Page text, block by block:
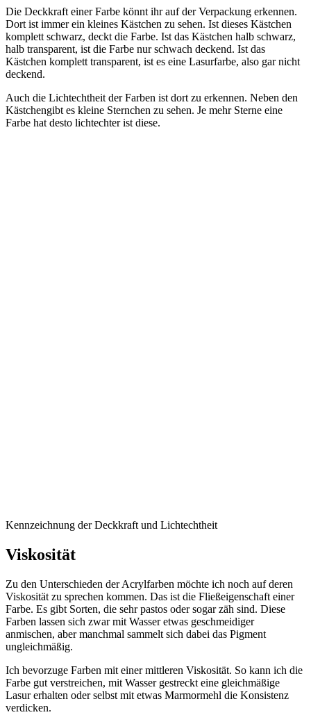
Die Deckkraft einer Farbe könnt ihr auf der Verpackung erkennen.
Dort ist immer ein kleines Kästchen zu sehen. Ist dieses Kästchen
komplett schwarz, deckt die Farbe. Ist das Kästchen halb schwarz,
halb transparent, ist die Farbe nur schwach deckend. Ist das
Kästchen komplett transparent, ist es eine Lasurfarbe, also gar nicht
deckend.
Auch die Lichtechtheit der Farben ist dort zu erkennen. Neben den
Kästchengibt es kleine Sternchen zu sehen. Je mehr Sterne eine
Farbe hat desto lichtechter ist diese.
Kennzeichnung der Deckkraft und Lichtechtheit
Viskosität
Zu den Unterschieden der Acrylfarben möchte ich noch auf deren
Viskosität zu sprechen kommen. Das ist die Fließeigenschaft einer
Farbe. Es gibt Sorten, die sehr pastos oder sogar zäh sind. Diese
Farben lassen sich zwar mit Wasser etwas geschmeidiger
anmischen, aber manchmal sammelt sich dabei das Pigment
ungleichmäßig.
Ich bevorzuge Farben mit einer mittleren Viskosität. So kann ich die
Farbe gut verstreichen, mit Wasser gestreckt eine gleichmäßige
Lasur erhalten oder selbst mit etwas Marmormehl die Konsistenz
verdicken.